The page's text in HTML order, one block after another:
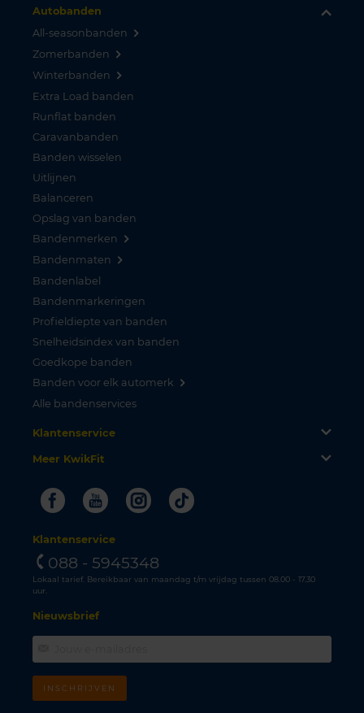
Autobanden
All-seasonbanden
Zomerbanden
Winterbanden
Extra Load banden
Runflat banden
Caravanbanden
Banden wisselen
Uitlijnen
Balanceren
Opslag van banden
Bandenmerken
Bandenmaten
Bandenlabel
Bandenmarkeringen
Profieldiepte van banden
Snelheidsindex van banden
Goedkope banden
Banden voor elk automerk
Alle bandenservices
Klantenservice
Meer KwikFit
FacebookYoutubeInstagram
Tiktok
Klantenservice
088 - 5945348
Lokaal tarief. Bereikbaar van maandag t/m vrijdag tussen 08.00 - 17.30
uur.
Nieuwsbrief
INSCHRIJVEN